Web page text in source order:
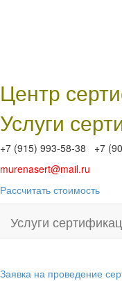
Центр
Услуги
+7 (915) 993-58-38 +7
murenasert@mail.ru
Рассчитать стоимость
Услуги
Заявка на проведение